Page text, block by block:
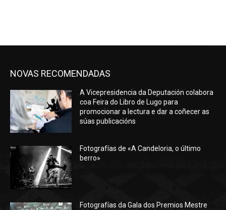
NOVAS RECOMENDADAS
A Vicepresidencia da Deputación colabora
coa Feira do Libro de Lugo para
promocionar a lectura e dar a coñecer as
súas publicacións
Fotografías de «A Candeloria, o último
berro»
Fotografías da Gala dos Premios Mestre